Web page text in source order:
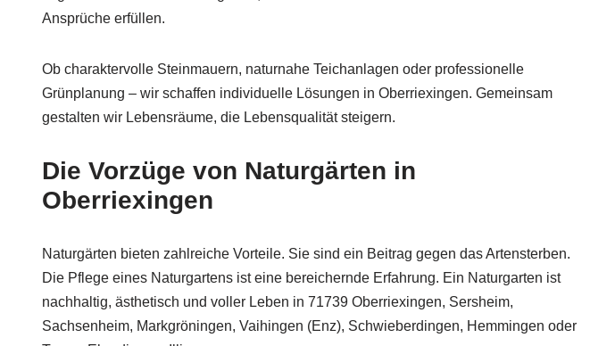
Ansprüche erfüllen.
Ob charaktervolle Steinmauern, naturnahe Teichanlagen oder professionelle
Grünplanung – wir schaffen individuelle Lösungen in Oberriexingen. Gemeinsam
gestalten wir Lebensräume, die Lebensqualität steigern.
Die Vorzüge von Naturgärten in
Oberriexingen
Naturgärten bieten zahlreiche Vorteile. Sie sind ein Beitrag gegen das Artensterben.
Die Pflege eines Naturgartens ist eine bereichernde Erfahrung. Ein Naturgarten ist
nachhaltig, ästhetisch und voller Leben in 71739 Oberriexingen, Sersheim,
Sachsenheim, Markgröningen, Vaihingen (Enz), Schwieberdingen, Hemmingen oder